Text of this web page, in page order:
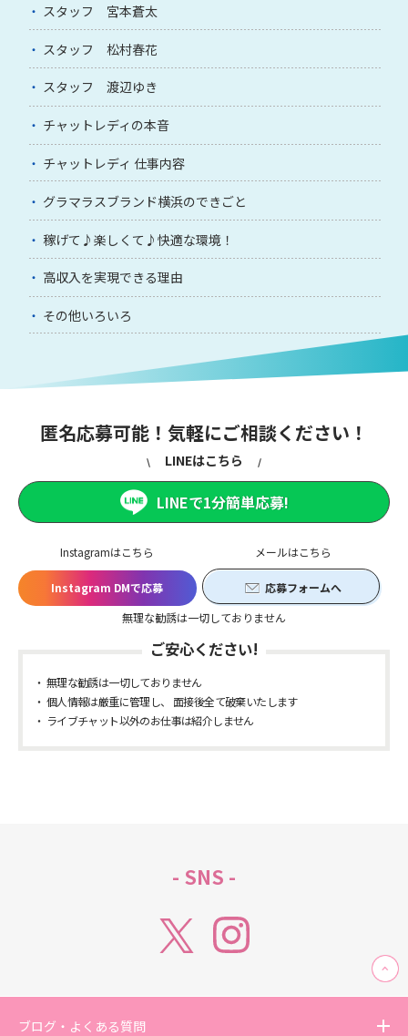
スタッフ 宮本蒼太
スタッフ 松村春花
スタッフ 渡辺ゆき
チャットレディの本音
チャットレディ 仕事内容
グラマラスブランド横浜のできごと
稼げて♪楽しくて♪快適な環境！
高収入を実現できる理由
その他いろいろ
匿名応募可能！気軽にご相談ください！
Instagramはこちら
Instagram DMで応募
メールはこちら
応募フォームへ
無理な勧誘は一切しておりません
LINEはこちら
LINEで1分簡単応募!
ご安心ください!
無理な勧誘は一切しておりません
個人情報は厳重に管理し、 面接後全て破棄いたします
ライブチャット以外のお仕事は紹介しません
- SNS -
ブログ・よくある質問